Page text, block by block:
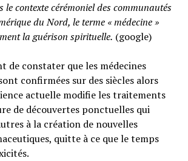
le contexte cérémoniel des communautés
du Nord, le terme « médecine »
la guérison spirituelle. (google)
de constater que les médecines
confirmées sur des siècles alors
actuelle modifie les traitements
de découvertes ponctuelles qui
à la création de nouvelles
quitte à ce que le temps